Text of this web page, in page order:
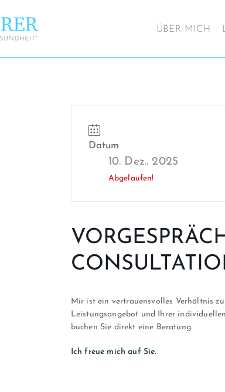
ÜBER MICH
Datum
10. Dez.. 2025
Abgelaufen!
Mir ist ein vertrauensvolles Verhältnis
Leistungsangebot und Ihrer
buchen Sie direkt eine Beratung.
Ich freue mich auf Sie.